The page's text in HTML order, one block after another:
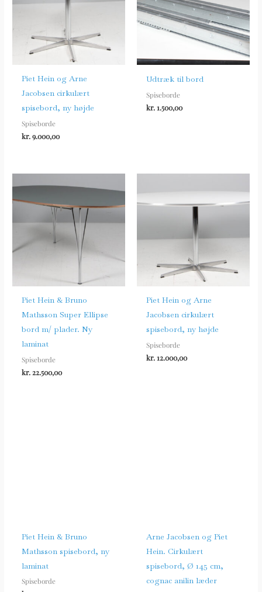
Piet Hein og Arne
Jacobsen cirkulært
spisebord, ny højde
Spiseborde
kr.9.000,00
Udtræk til bord
Spiseborde
kr.1.500,00
Piet Hein & Bruno
Mathsson Super Ellipse
bord m/ plader. Ny
laminat
Spiseborde
kr.22.500,00
Piet Hein og Arne
Jacobsen cirkulært
spisebord, ny højde
Spiseborde
kr.12.000,00
Piet Hein & Bruno
Mathsson spisebord, ny
laminat
Spiseborde
Arne Jacobsen og Piet
Hein. Cirkulært
spisebord, Ø 145 cm,
cognac anilin læder